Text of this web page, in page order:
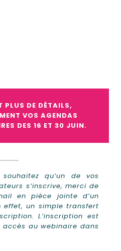
PLUS DE DÉTAILS,
VOS AGENDAS
DES 16 ET 30 JUIN.
qu’un de vos
s’inscrive, merci de
en pièce jointe d’un
effet, un simple transfert
L’inscription est
au webinaire dans